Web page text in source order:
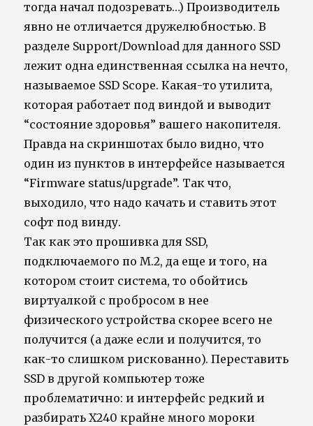
тогда начал подозревать…) Производитель
явно не отличается дружелюбностью. В
разделе Support/Download для данного SSD
лежит одна единственная ссылка на нечто,
называемое SSD Scope. Какая-то утилита,
которая работает под виндой и выводит
“состояние здоровья” вашего накопителя.
Правда на скриншотах было видно, что
один из пунктов в интерфейсе называется
“Firmware status/upgrade”. Так что,
выходило, что надо качать и ставить этот
софт под винду.
Так как это прошивка для SSD,
подключаемого по M.2, да еще и того, на
котором стоит система, то обойтись
виртуалкой с пробросом в нее
физического устройства скорее всего не
получится (а даже если и получится, то
как-то слишком рискованно). Переставить
SSD в другой компьютер тоже
проблематично: и интерфейс редкий и
разбирать X240 крайне много мороки